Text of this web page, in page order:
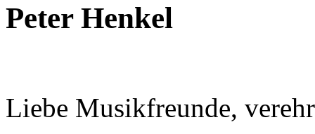
Peter Henkel
Liebe Musikfreunde,